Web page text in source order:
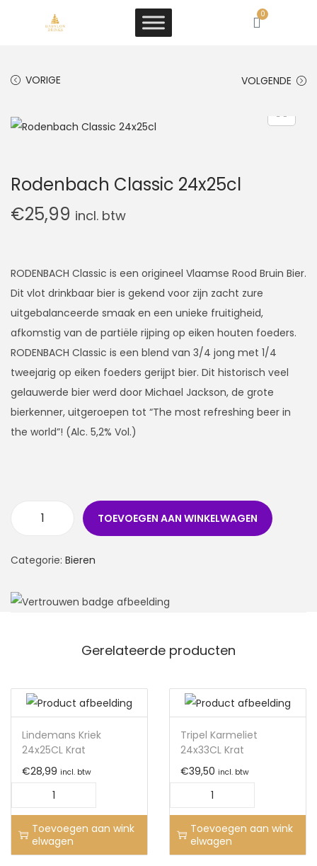
0
VORIGE VOLGENDE
Rodenbach Classic 24x25cl
€25,99 incl. btw
RODENBACH Classic is een origineel Vlaamse Rood Bruin Bier.
Dit vlot drinkbaar bier is gekend voor zijn zacht zure
uitgebalanceerde smaak en een unieke fruitigheid,
afkomstig van de partiële rijping op eiken houten foeders.
RODENBACH Classic is een blend van 3/4 jong met 1/4
tweejarig op eiken foeders gerijpt bier. Dit historisch veel
gelauwerde bier werd door Michael Jackson, de grote
bierkenner, uitgeroepen tot “The most refreshing beer in
the world”! (Alc. 5,2% Vol.)
TOEVOEGEN AAN WINKELWAGEN
Categorie: Bieren
Gerelateerde producten
Lindemans Kriek
24x25CL Krat
€28,99 incl. btw
Toevoegen aan wink
elwagen
Tripel Karmeliet
24x33CL Krat
€39,50 incl. btw
Toevoegen aan wink
elwagen